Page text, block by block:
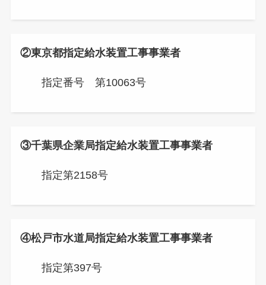
②東京都指定給水装置工事事業者
指定番号 第10063号
③千葉県企業局指定給水装置工事事業者
指定第2158号
④松戸市水道局指定給水装置工事事業者
指定第397号